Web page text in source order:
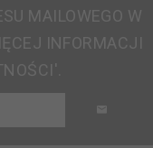
MAILOWEGO W
INFORMACJI